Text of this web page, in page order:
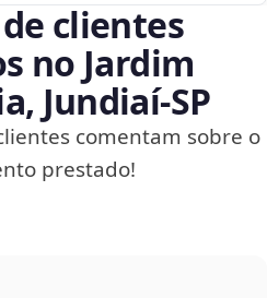
clientes
no Jardim
Jundiaí‑SP
comentam sobre o
prestado!